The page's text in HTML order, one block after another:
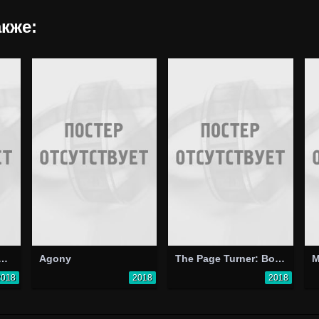
Campfire Agony
2018
The Page Turner: Book of Deceit
2018